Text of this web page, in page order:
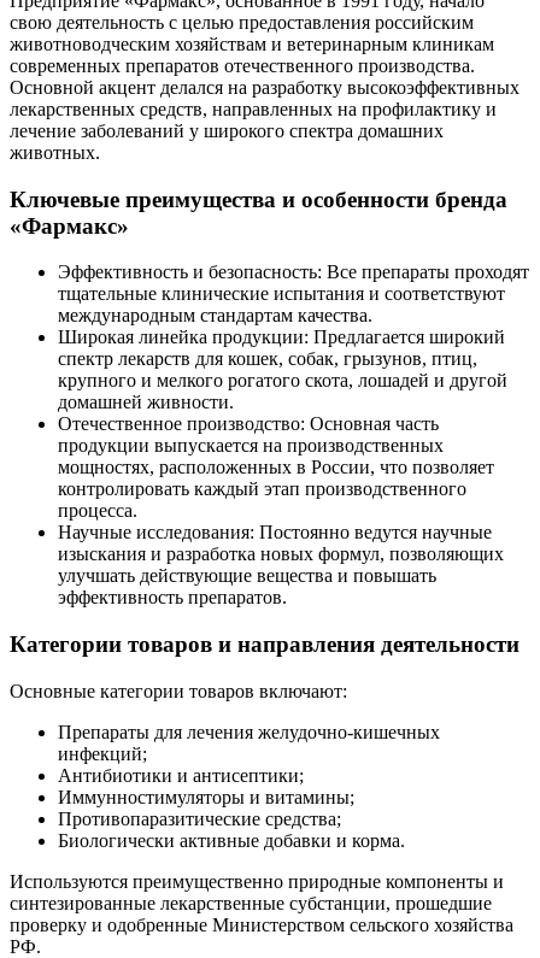
свою деятельность с целью предоставления российским
животноводческим хозяйствам и ветеринарным клиникам
современных препаратов отечественного производства.
Основной акцент делался на разработку высокоэффективных
лекарственных средств, направленных на профилактику и
лечение заболеваний у широкого спектра домашних
животных.
Ключевые преимущества и особенности бренда
«Фармакс»
Эффективность и безопасность: Все препараты проходят
тщательные клинические испытания и соответствуют
международным стандартам качества.
Широкая линейка продукции: Предлагается широкий
спектр лекарств для кошек, собак, грызунов, птиц,
крупного и мелкого рогатого скота, лошадей и другой
домашней живности.
Отечественное производство: Основная часть
продукции выпускается на производственных
мощностях, расположенных в России, что позволяет
контролировать каждый этап производственного
процесса.
Научные исследования: Постоянно ведутся научные
изыскания и разработка новых формул, позволяющих
улучшать действующие вещества и повышать
эффективность препаратов.
Категории товаров и направления деятельности
Основные категории товаров включают:
Препараты для лечения желудочно-кишечных
инфекций;
Антибиотики и антисептики;
Иммунностимуляторы и витамины;
Противопаразитические средства;
Биологически активные добавки и корма.
Используются преимущественно природные компоненты и
синтезированные лекарственные субстанции, прошедшие
проверку и одобренные Министерством сельского хозяйства
РФ.